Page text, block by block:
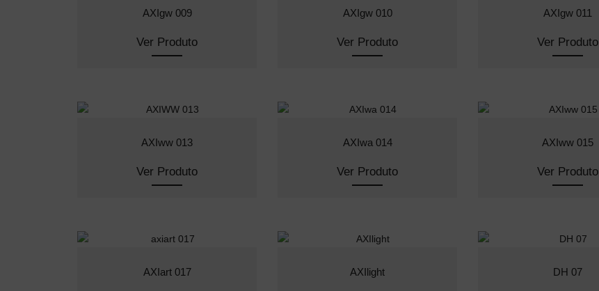
AXIgw 009
Ver Produto
AXIgw 010
Ver Produto
AXIgw 011
Ver Produto
AXIww 013
Ver Produto
AXIwa 014
Ver Produto
AXIww 015
Ver Produto
AXIart 017 AXIlight DH 07